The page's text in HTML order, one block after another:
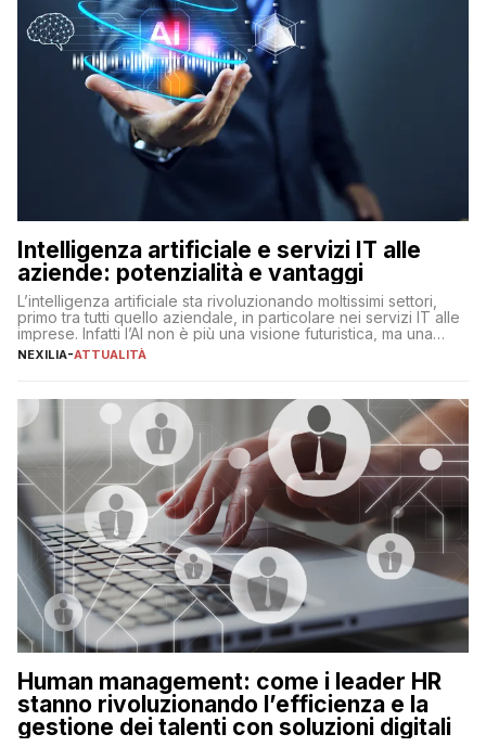
Intelligenza artificiale e servizi IT alle
aziende: potenzialità e vantaggi
L’intelligenza artificiale sta rivoluzionando moltissimi settori,
primo tra tutti quello aziendale, in particolare nei servizi IT alle
imprese. Infatti l’AI non è più una visione futuristica, ma una
realtà operativa che sta portando a un cambio significativo in
operazioni, bensì comporta […]
NEXILIA-ATTUALITÀ
Human management: come i leader HR
stanno rivoluzionando l’efficienza e la
gestione dei talenti con soluzioni digitali